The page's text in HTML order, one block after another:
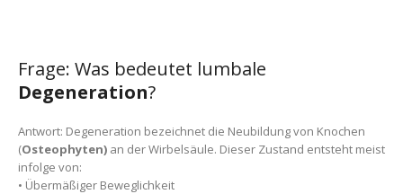
Frage: Was bedeutet lumbale
Degeneration?
Antwort: Degeneration bezeichnet die Neubildung von Knochen
(Osteophyten)an der Wirbelsäule. Dieser Zustand entsteht meist
infolge von:
• Übermäßiger Beweglichkeit